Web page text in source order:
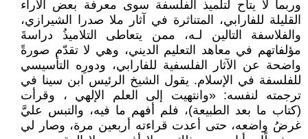
وربما لا يتاح لتلميذ الفلسفة سوى معرفة بعض الآراء
القليلة للفارابي، المتناثرة في آثار ملا صدرا الشيرازي،
والفلاسفة التالين لـه، ممن يتعاطى التلاميذُ دراسةَ
مؤلفاتهم في معاهد التعليم الديني، وهي لا تقدّم صورةً
واضحة عن الآثار الفلسفية للفارابي، ودورِه التأسيسي
للفلسفة في الإسلام. يقول الشيخ الرئيس ابن سينا في
ترجمته لنفسه: «وانتهيت إلى العلم الإلهي ، وقرأت
(كتاب ما بعد الطبيعة)، فلم أفهم ما فيه، والتبس عليَّ
غرضُ واضعه، حتى أعدت قراءته أربعين مرة، وصار لي